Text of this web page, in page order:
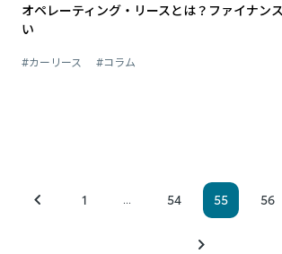
オペレーティング・リースとは？ファイナン
い
#カーリース #コラム
1 ... 54 55 56